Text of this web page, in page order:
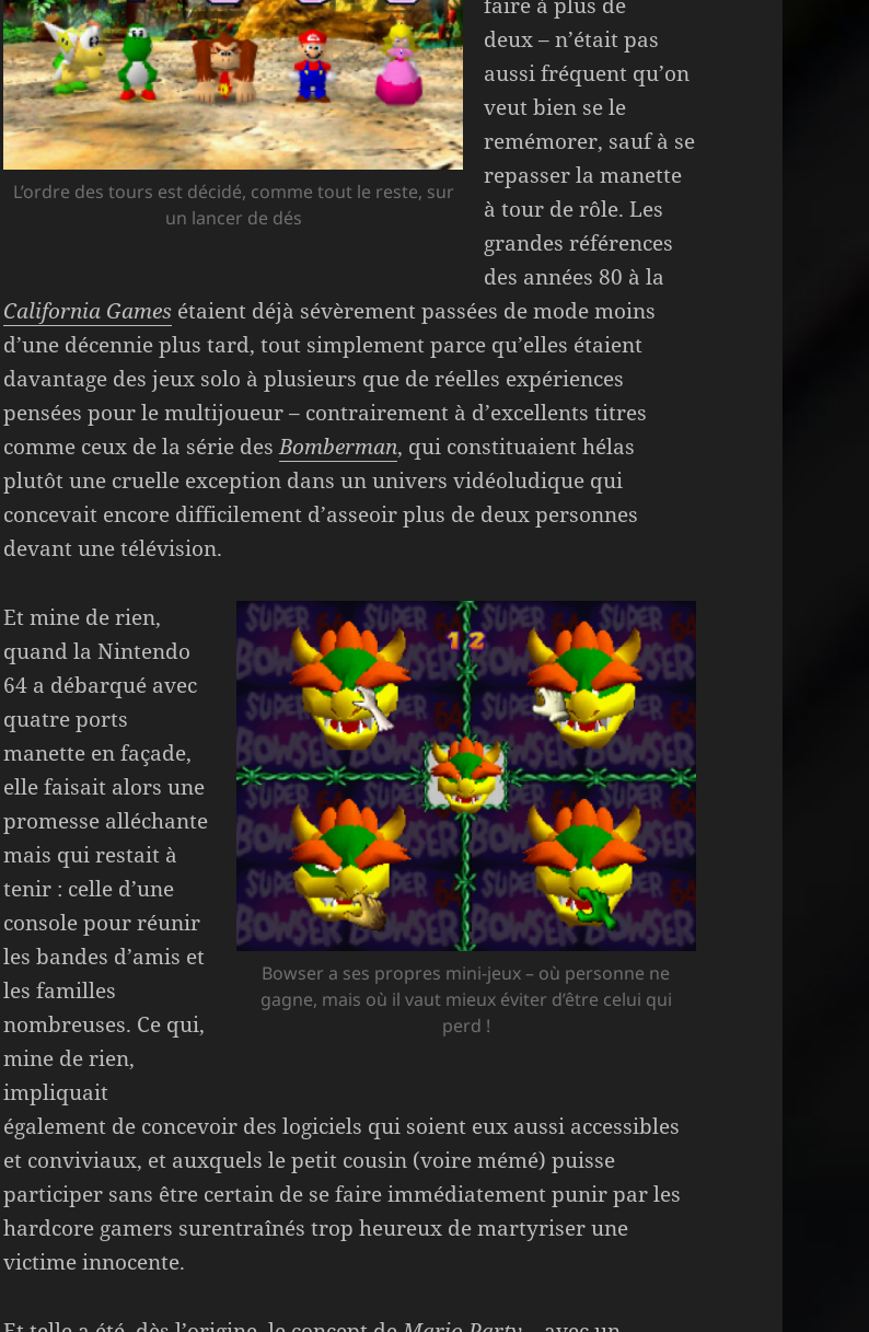
L’ordre des tours est décidé, comme tout le reste, sur
un lancer de dés
faire à plus de
deux – n’était pas
aussi fréquent qu’on
veut bien se le
remémorer, sauf à se
repasser la manette
à tour de rôle. Les
grandes références
des années 80 à la
California Games étaient déjà sévèrement passées de mode moins
d’une décennie plus tard, tout simplement parce qu’elles étaient
davantage des jeux solo à plusieurs que de réelles expériences
pensées pour le multijoueur – contrairement à d’excellents titres
comme ceux de la série desBomberman, qui constituaient hélas
plutôt une cruelle exception dans un univers vidéoludique qui
concevait encore difficilement d’asseoir plus de deux personnes
devant une télévision.
Bowser a ses propres mini-jeux – où personne ne
gagne, mais où il vaut mieux éviter d’être celui qui
perd !
Et mine de rien,
quand la Nintendo
64 a débarqué avec
quatre ports
manette en façade,
elle faisait alors une
promesse alléchante
mais qui restait à
tenir : celle d’une
console pour réunir
les bandes d’amis et
les familles
nombreuses. Ce qui,
mine de rien,
impliquait
également de concevoir des logiciels qui soient eux aussi accessibles
et conviviaux, et auxquels le petit cousin (voire mémé) puisse
participer sans être certain de se faire immédiatement punir par les
hardcore gamers surentraînés trop heureux de martyriser une
victime innocente.